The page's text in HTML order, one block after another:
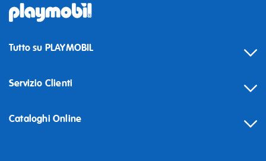
Tutto su PLAYMOBIL
Servizio Clienti
Cataloghi Online